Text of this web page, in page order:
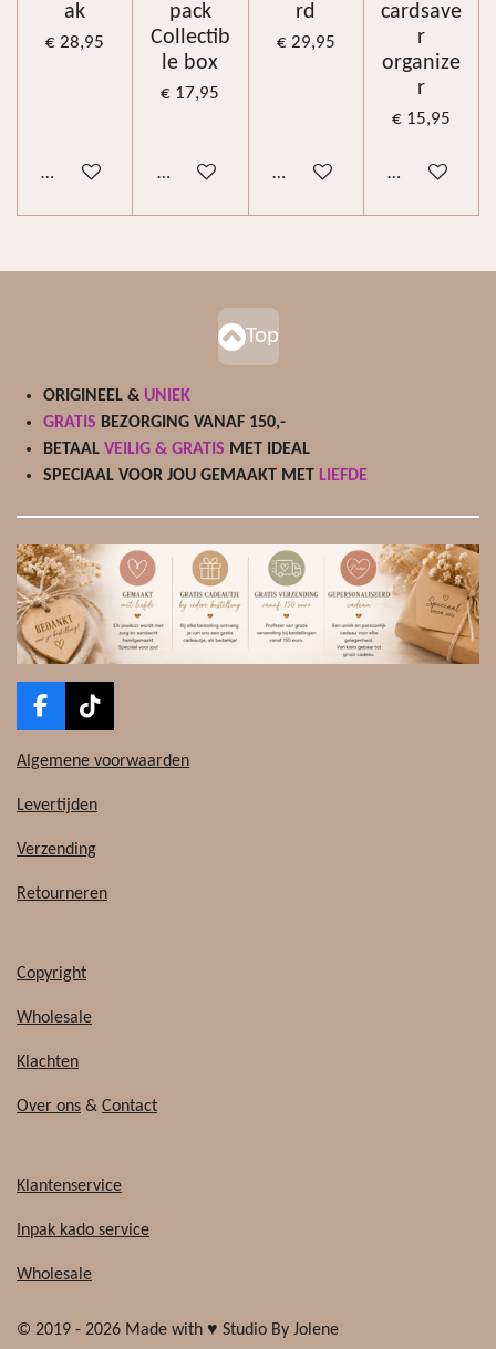
ak
€ 28,95
Bekijk details
pack
Collectib
le box
€ 17,95
Bekijk details
rd
€ 29,95
In winkelwagen
cardsave
r
organize
r
€ 15,95
Bekijk details
Top
ORIGINEEL & UNIEK
GRATIS BEZORGING VANAF 150,-
BETAAL VEILIG & GRATIS MET IDEAL
SPECIAAL VOOR JOU GEMAAKT MET LIEFDE
F
c
b
o
T
k
o
Algemene voorwaarden
Levertijden
Verzending
Retourneren
Copyright
Wholesale
Klachten
Over ons & Contact
Klantenservice
Inpak kado service
Wholesale
© 2019 - 2026 Made with ♥ Studio By Jolene